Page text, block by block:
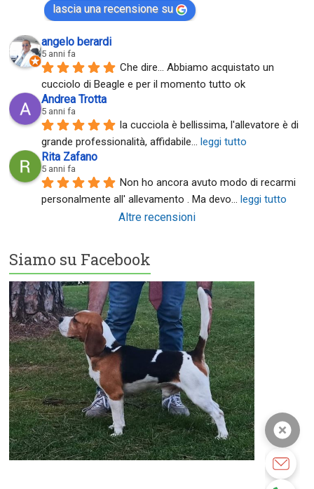
lascia una recensione su
angelo berardi
5 anni fa
Che dire... Abbiamo acquistato un
cucciolo di Beagle e per il momento tutto ok
Andrea Trotta
5 anni fa
la cucciola è bellissima, l'allevatore è di
grande professionalità, affidabile... leggi tutto
Rita Zafano
5 anni fa
Non ho ancora avuto modo di recarmi
personalmente all' allevamento . Ma devo... leggi tutto
Altre recensioni
Siamo su Facebook